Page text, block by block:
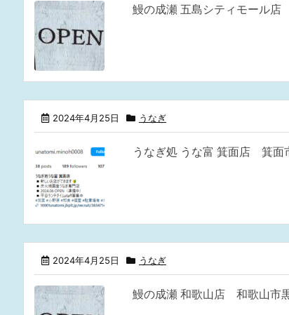
鰻の成瀬 五島シティモール
2024年4月25日 うなぎ
うなぎ処 うな富 箕面店 箕面
2024年4月25日 うなぎ
鰻の成瀬 和歌山店 和歌山市